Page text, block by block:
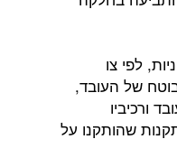
לפי צו
של העובד,
ורכיביו
שהותקנו על